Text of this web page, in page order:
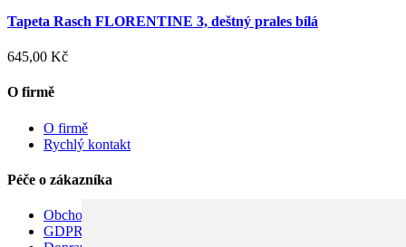
Tapeta Rasch FLORENTINE 3, deštný prales bílá
645,00 Kč
O firmě
O firmě
Rychlý kontakt
Péče o zákazníka
Obchodní podmínky
GDPR